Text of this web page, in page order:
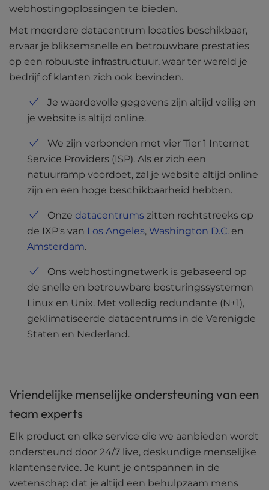
webhostingoplossingen te bieden.
Met meerdere datacentrum locaties beschikbaar,
ervaar je bliksemsnelle en betrouwbare prestaties
op een robuuste infrastructuur, waar ter wereld je
bedrijf of klanten zich ook bevinden.
Je waardevolle gegevens zijn altijd veilig en
je website is altijd online.
We zijn verbonden met vier Tier 1 Internet
Service Providers (ISP). Als er zich een
natuurramp voordoet, zal je website altijd online
zijn en een hoge beschikbaarheid hebben.
Onze datacentrums zitten rechtstreeks op
de IXP's van Los Angeles, Washington D.C. en
Amsterdam.
Ons webhostingnetwerk is gebaseerd op
de snelle en betrouwbare besturingssystemen
Linux en Unix. Met volledig redundante (N+1),
geklimatiseerde datacentrums in de Verenigde
Staten en Nederland.
Vriendelijke menselijke ondersteuning van een
team experts
Elk product en elke service die we aanbieden wordt
ondersteund door 24/7 live, deskundige menselijke
klantenservice. Je kunt je ontspannen in de
wetenschap dat je altijd een behulpzaam mens